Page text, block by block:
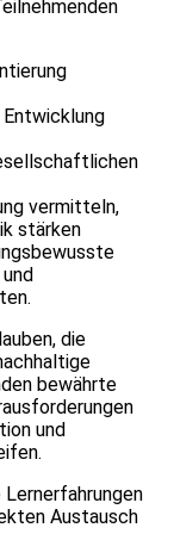
Entwicklung
vermitteln,
stärken
die
bewährte
und
Austausch